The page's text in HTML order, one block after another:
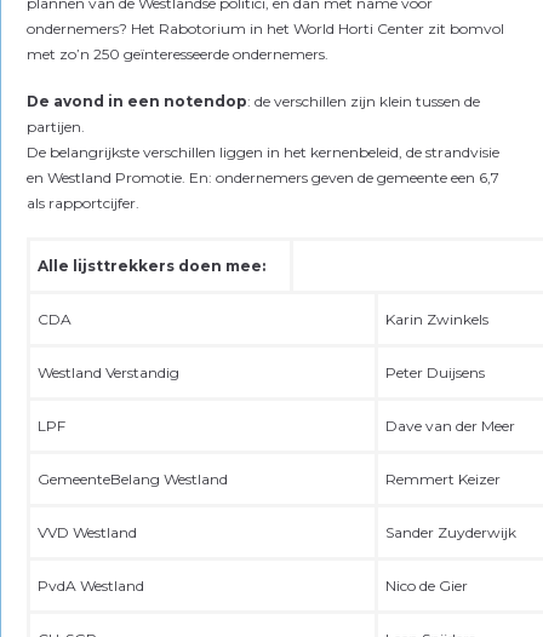
ondernemers? Het Rabotorium in het World Horti Center zit bomvol
met zo’n 250 geïnteresseerde ondernemers.
De avond in een notendop: de verschillen zijn klein tussen de
partijen.
De belangrijkste verschillen liggen in het kernenbeleid, de strandvisie
en Westland Promotie. En: ondernemers geven de gemeente een 6,7
als rapportcijfer.
Alle lijsttrekkers doen mee:
CDA Karin Zwinkels
Westland Verstandig Peter Duijsens
LPF Dave van der Meer
GemeenteBelang Westland Remmert Keizer
VVD Westland Sander Zuyderwijk
PvdA Westland Nico de Gier